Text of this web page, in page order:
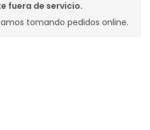
fuera de servicio.
tomando pedidos online.